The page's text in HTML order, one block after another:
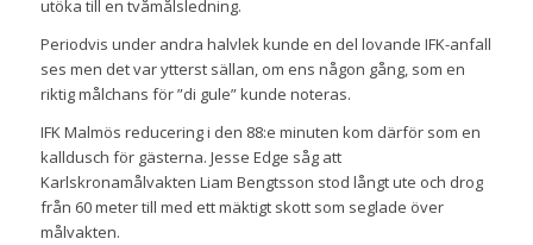
utöka till en tvåmålsledning.
Periodvis under andra halvlek kunde en del lovande IFK-anfall
ses men det var ytterst sällan, om ens någon gång, som en
riktig målchans för ”di gule” kunde noteras.
IFK Malmös reducering i den 88:e minuten kom därför som en
kalldusch för gästerna. Jesse Edge såg att
Karlskronamålvakten Liam Bengtsson stod långt ute och drog
från 60 meter till med ett mäktigt skott som seglade över
målvakten.